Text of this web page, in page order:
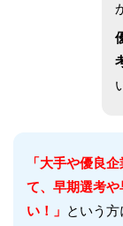
「大手や優良
て、早期選考
い！」 という方